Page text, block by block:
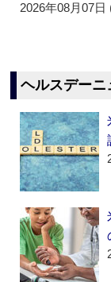
2026年08月07日
ヘルスデーニ